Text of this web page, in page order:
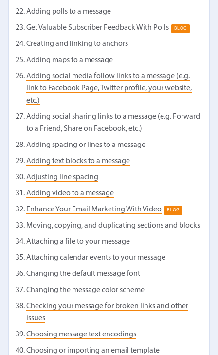
Adding polls to a message
Get Valuable Subscriber Feedback With Polls BLOG
Creating and linking to anchors
Adding maps to a message
Adding social media follow links to a message (e.g.
link to Facebook Page, Twitter profile, your website,
etc.)
Adding social sharing links to a message (e.g. Forward
to a Friend, Share on Facebook, etc.)
Adding spacing or lines to a message
Adding text blocks to a message
Adjusting line spacing
Adding video to a message
Enhance Your Email Marketing With Video BLOG
Moving, copying, and duplicating sections and blocks
Attaching a file to your message
Attaching calendar events to your message
Changing the default message font
Changing the message color scheme
Checking your message for broken links and other
issues
Choosing message text encodings
Choosing or importing an email template